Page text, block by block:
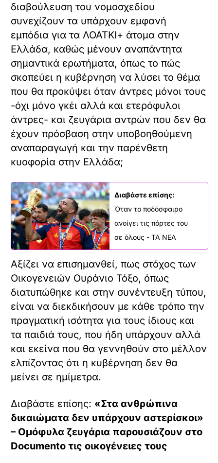
διαβούλευση του νομοσχεδίου
συνεχίζουν τα υπάρχουν εμφανή
εμπόδια για τα ΛΟΑΤΚΙ+ άτομα στην
Ελλάδα, καθώς μένουν αναπάντητα
σημαντικά ερωτήματα, όπως το πώς
σκοπεύει η κυβέρνηση να λύσει το θέμα
που θα προκύψει όταν άντρες μόνοι τους
-όχι μόνο γκέι αλλά και ετερόφυλοι
άντρες- και ζευγάρια αντρών που δεν θα
έχουν πρόσβαση στην υποβοηθούμενη
αναπαραγωγή και την παρένθετη
κυοφορία στην Ελλάδα;
Διαβάστε επίσης:
Όταν το ποδόσφαιρο
ανοίγει τις πόρτες του
σε όλους - ΤΑ ΝΕΑ
Αξίζει να επισημανθεί, πως στόχος των
Οικογενειών Ουράνιο Τόξο, όπως
διατυπώθηκε και στην συνέντευξη τύπου,
είναι να διεκδικήσουν με κάθε τρόπο την
πραγματική ισότητα για τους ίδιους και
τα παιδιά τους, που ήδη υπάρχουν αλλά
και εκείνα που θα γεννηθούν στο μέλλον
ελπίζοντας ότι η κυβέρνηση δεν θα
μείνει σε ημίμετρα.
Διαβάστε επίσης: «Στα ανθρώπινα
δικαιώματα δεν υπάρχουν αστερίσκοι»
– Ομόφυλα ζευγάρια παρουσιάζουν στο
Documento τις οικογένειες τους